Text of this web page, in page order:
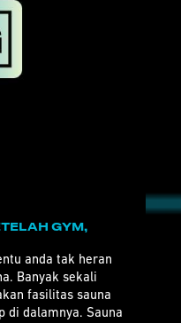
GYM,
anda tak heran
Banyak sekali
fasilitas sauna
di dalamnya. Sauna